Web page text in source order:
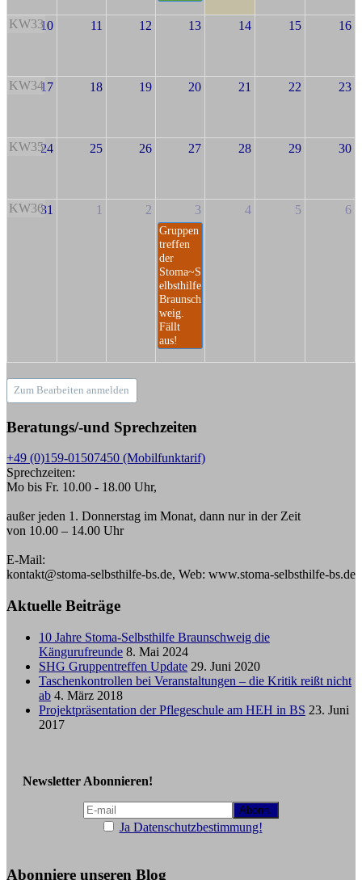
KW3310 11 12 13 14 15 16
KW3417 18 19 20 21 22 23
KW3524 25 26 27 28 29 30
KW3631 1 2 3
Gruppen
treffen
der
Stoma~S
elbsthilfe
Braunsch
weig.
Fällt
aus!
4 5 6
Zum Bearbeiten anmelden
Beratungs/-und Sprechzeiten
+49 (0)159-01507450 (Mobilfunktarif)
Sprechzeiten:
Mo bis Fr. 10.00 - 18.00 Uhr,
außer jeden 1. Donnerstag im Monat, dann nur in der Zeit
von 10.00 – 14.00 Uhr
E-Mail:
kontakt@stoma-selbsthilfe-bs.de, Web: www.stoma-selbsthilfe-bs.de
Aktuelle Beiträge
10 Jahre Stoma-Selbsthilfe Braunschweig die
Kängurufreunde 8. Mai 2024
SHG Gruppentreffen Update 29. Juni 2020
Taschenkontrollen bei Veranstaltungen – die Kritik reißt nicht
ab 4. März 2018
Projektpräsentation der Pflegeschule am HEH in BS 23. Juni
2017
Newsletter Abonnieren!
Ja Datenschutzbestimmung!
Abonniere unseren Blog